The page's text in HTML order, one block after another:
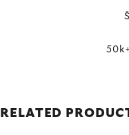
RELATED